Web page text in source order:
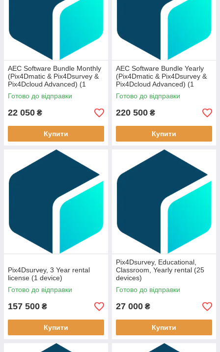
AEC Software Bundle Monthly
(Pix4Dmatic & Pix4Dsurvey &
Pix4Dcloud Advanced) (1
device)
Готово до відправки
22 050 ₴
Купити
AEC Software Bundle Yearly
(Pix4Dmatic & Pix4Dsurvey &
Pix4Dcloud Advanced) (1
device)
Готово до відправки
220 500 ₴
Купити
Pix4Dsurvey, 3 Year rental
license (1 device)
Готово до відправки
157 500 ₴
Купити
Pix4Dsurvey, Educational,
Classroom, Yearly rental (25
devices)
Готово до відправки
27 000 ₴
Купити